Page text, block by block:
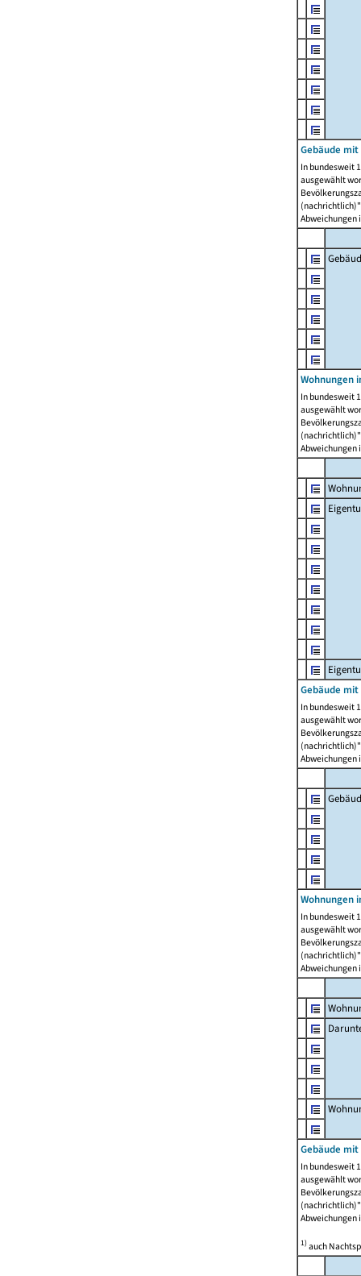
Gebäude mit
In bundesweit
ausgewählt
Abweichungen
Wohnungen
In bundesweit
ausgewählt
Abweichungen
Gebäude
In bundesweit
ausgewählt
Abweichungen
Wohnungen
In bundesweit
ausgewählt
Abweichungen
Gebäude
In bundesweit
ausgewählt
Abweichungen
1)auch